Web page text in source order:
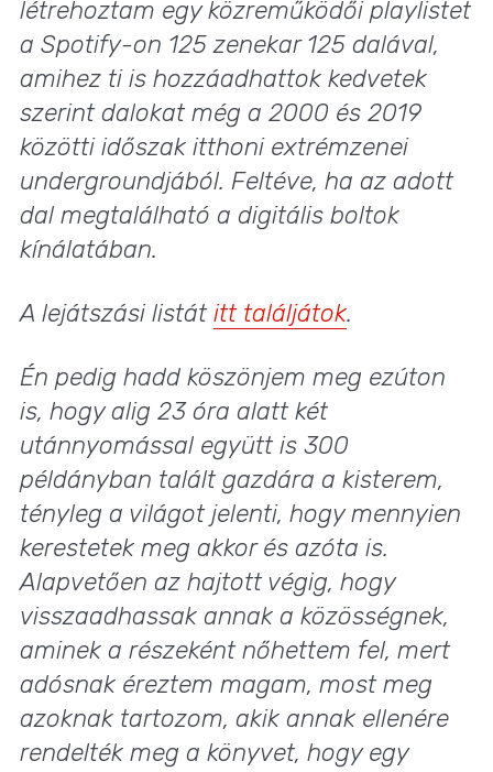
létrehoztam egy közreműködői playlistet
a Spotify-on 125 zenekar 125 dalával,
amihez ti is hozzáadhattok kedvetek
szerint dalokat még a 2000 és 2019
közötti időszak itthoni extrémzenei
undergroundjából. Feltéve, ha az adott
dal megtalálható a digitális boltok
kínálatában.
A lejátszási listát itt találjátok.
Én pedig hadd köszönjem meg ezúton
is, hogy alig 23 óra alatt két
utánnyomással együtt is 300
példányban talált gazdára a kisterem,
tényleg a világot jelenti, hogy mennyien
kerestetek meg akkor és azóta is.
Alapvetően az hajtott végig, hogy
visszaadhassak annak a közösségnek,
aminek a részeként nőhettem fel, mert
adósnak éreztem magam, most meg
azoknak tartozom, akik annak ellenére
rendelték meg a könyvet, hogy egy